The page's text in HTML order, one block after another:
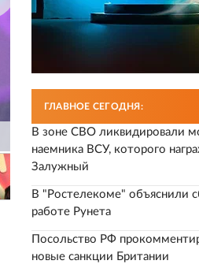
ГЛАВНОЕ СЕГОДНЯ:
В зоне СВО ликвидировали
наемника ВСУ, которого
Залужный
В "Ростелекоме" объяснили
работе Рунета
Посольство РФ
новые санкции Британии